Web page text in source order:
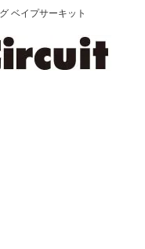
ベイプサーキット